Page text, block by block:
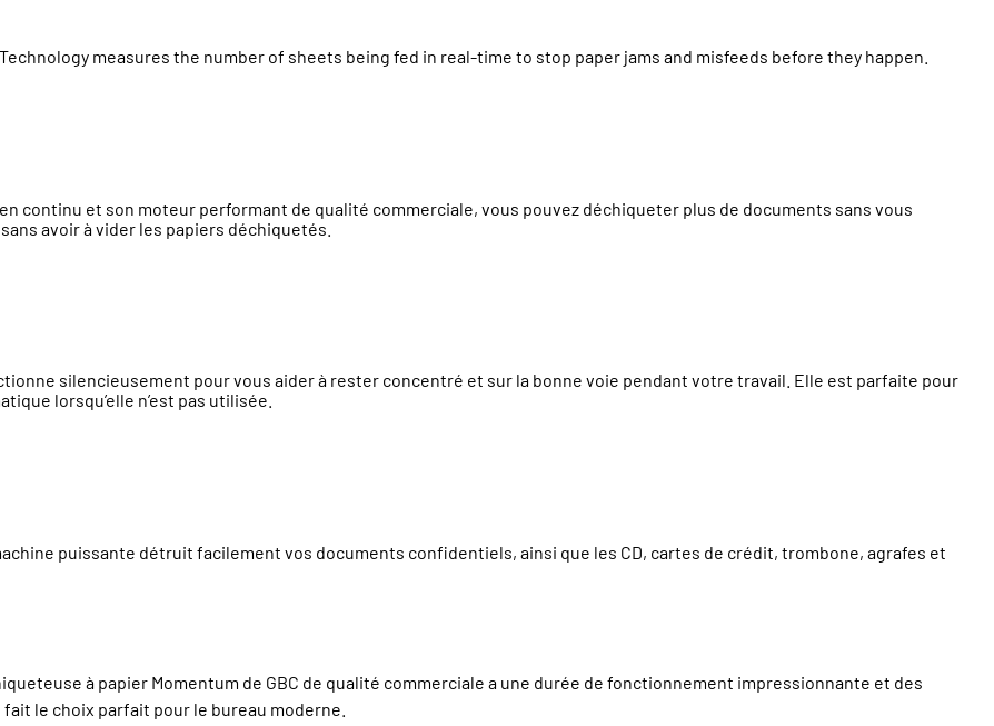
measures the number of sheets being fed in real-time to stop paper jams and misfeeds before they happen.
continu et son moteur performant de qualité commerciale, vous pouvez déchiqueter plus de documents sans vous
avoir à vider les papiers déchiquetés.
silencieusement pour vous aider à rester concentré et sur la bonne voie pendant votre travail. Elle est parfaite pour
lorsqu’elle n’est pas utilisée.
puissante détruit facilement vos documents confidentiels, ainsi que les CD, cartes de crédit, trombone, agrafes et
à papier Momentum de GBC de qualité commerciale a une durée de fonctionnement impressionnante et des
le choix parfait pour le bureau moderne.